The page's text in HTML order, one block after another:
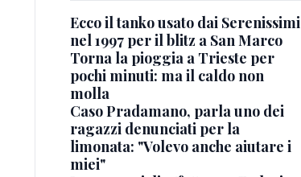
Ecco il tanko usato dai Serenissimi
nel 1997 per il blitz a San Marco
Torna la pioggia a Trieste per
pochi minuti: ma il caldo non
molla
Caso Pradamano, parla uno dei
ragazzi denunciati per la
limonata: "Volevo anche aiutare i
miei"